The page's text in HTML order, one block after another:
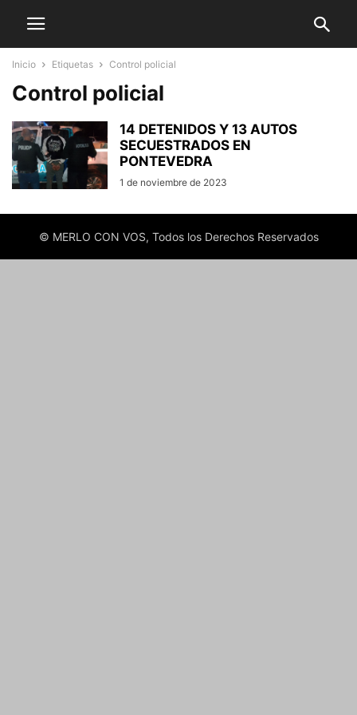
Inicio Etiquetas Control policial
Control policial
14 DETENIDOS Y 13 AUTOS
SECUESTRADOS EN
PONTEVEDRA
1 de noviembre de 2023
© MERLO CON VOS, Todos los Derechos Reservados